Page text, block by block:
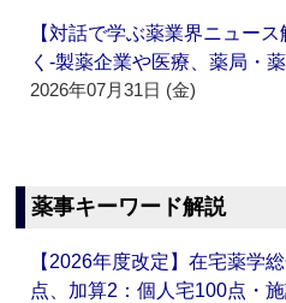
【対話で学ぶ薬業界ニュー
く‐製薬企業や医療、薬局・
2026年07月31日 (金)
薬事キーワード解説
【2026年度改定】在宅薬学
点、加算2：個人宅100点・